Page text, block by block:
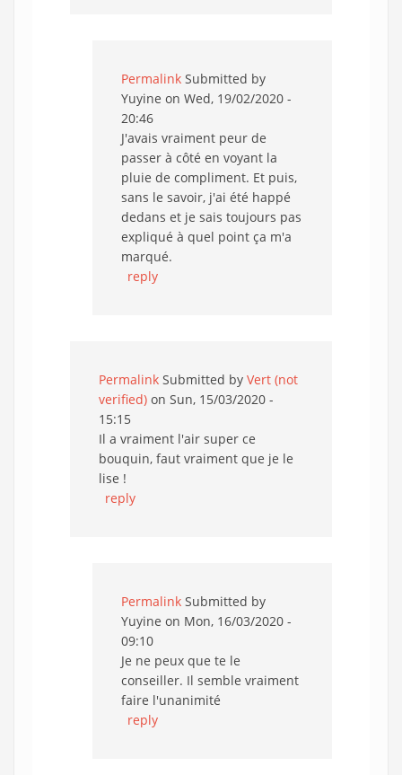
Permalink Submitted by
Yuyine on Wed, 19/02/2020 -
20:46
J'avais vraiment peur de
passer à côté en voyant la
pluie de compliment. Et puis,
sans le savoir, j'ai été happé
dedans et je sais toujours pas
expliqué à quel point ça m'a
marqué.
reply
Permalink Submitted by Vert (not
verified) on Sun, 15/03/2020 -
15:15
Il a vraiment l'air super ce
bouquin, faut vraiment que je le
lise !
reply
Permalink Submitted by
Yuyine on Mon, 16/03/2020 -
09:10
Je ne peux que te le
conseiller. Il semble vraiment
faire l'unanimité
reply